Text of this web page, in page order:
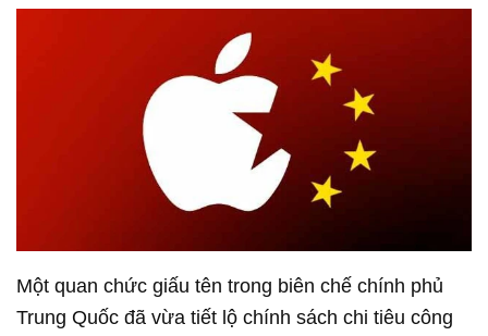
Một quan chức giấu tên trong biên chế chính phủ
Trung Quốc đã vừa tiết lộ chính sách chi tiêu công